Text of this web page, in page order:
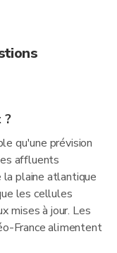
?
qu'une prévision
affluents
la plaine atlantique
les cellules
mises à jour. Les
France alimentent